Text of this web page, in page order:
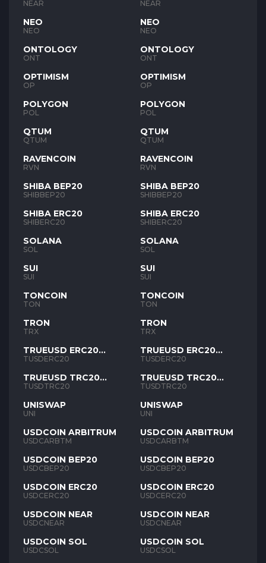
NEAR
NEO
NEO
ONTOLOGY
ONT
OPTIMISM
OP
POLYGON
POL
QTUM
QTUM
RAVENCOIN
RVN
SHIBA BEP20
SHIBBEP20
SHIBA ERC20
SHIBERC20
SOLANA
SOL
SUI
SUI
TONCOIN
TON
TRON
TRX
TRUEUSD ERC20
TUSD
TUSDERC20
TRUEUSD TRC20
TUSD
TUSDTRC20
UNISWAP
UNI
USDCOIN ARBITRUM
USDCARBTM
USDCOIN BEP20
USDCBEP20
USDCOIN ERC20
USDCERC20
USDCOIN NEAR
USDCNEAR
USDCOIN SOL
USDCSOL
NEAR
NEO
NEO
ONTOLOGY
ONT
OPTIMISM
OP
POLYGON
POL
QTUM
QTUM
RAVENCOIN
RVN
SHIBA BEP20
SHIBBEP20
SHIBA ERC20
SHIBERC20
SOLANA
SOL
SUI
SUI
TONCOIN
TON
TRON
TRX
TRUEUSD ERC20
TUSD
TUSDERC20
TRUEUSD TRC20
TUSD
TUSDTRC20
UNISWAP
UNI
USDCOIN ARBITRUM
USDCARBTM
USDCOIN BEP20
USDCBEP20
USDCOIN ERC20
USDCERC20
USDCOIN NEAR
USDCNEAR
USDCOIN SOL
USDCSOL